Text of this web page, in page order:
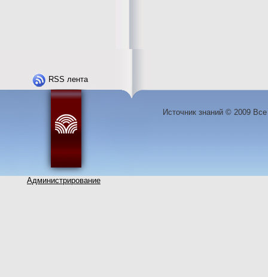
RSS лента
Администрирование
Источник знаний © 2009